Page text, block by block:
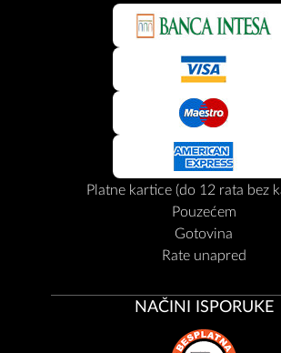
Platne kartice (do 12 rata bez
Pouzećem
Gotovina
Rate unapred
NAČINI ISPORUKE